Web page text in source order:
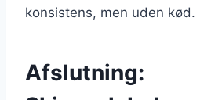
konsistens, men uden kød.
Afslutning: